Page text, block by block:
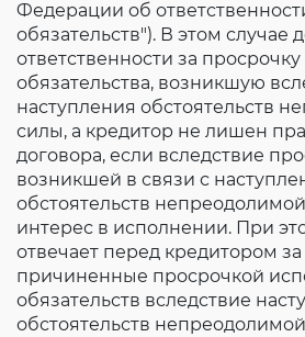
Федерации об
обязательств"). В этом случае
ответственности за
обязательства, возникшую
наступления обстоятельств
силы, а кредитор не лишен
договора, если вследствие
возникшей в связи с
обстоятельств
интерес в исполнении. При
отвечает перед кредитором
причиненные просрочкой
обязательств вследствие
обстоятельств